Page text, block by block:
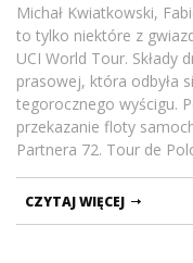
Michał Kwiatkowski,
to tylko niektóre z
UCI World Tour. Składy
prasowej, która odbyła
tegorocznego wyścigu.
przekazanie floty
Partnera 72. Tour de
CZYTAJ WIĘCEJ